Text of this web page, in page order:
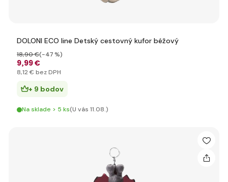
DOLONI ECO line Detský cestovný kufor béžový
9,99 €
18,90 €(-47 %)
8,12 € bez DPH
+ 9 bodov
Na sklade > 5 ks(U vás 11.08.)